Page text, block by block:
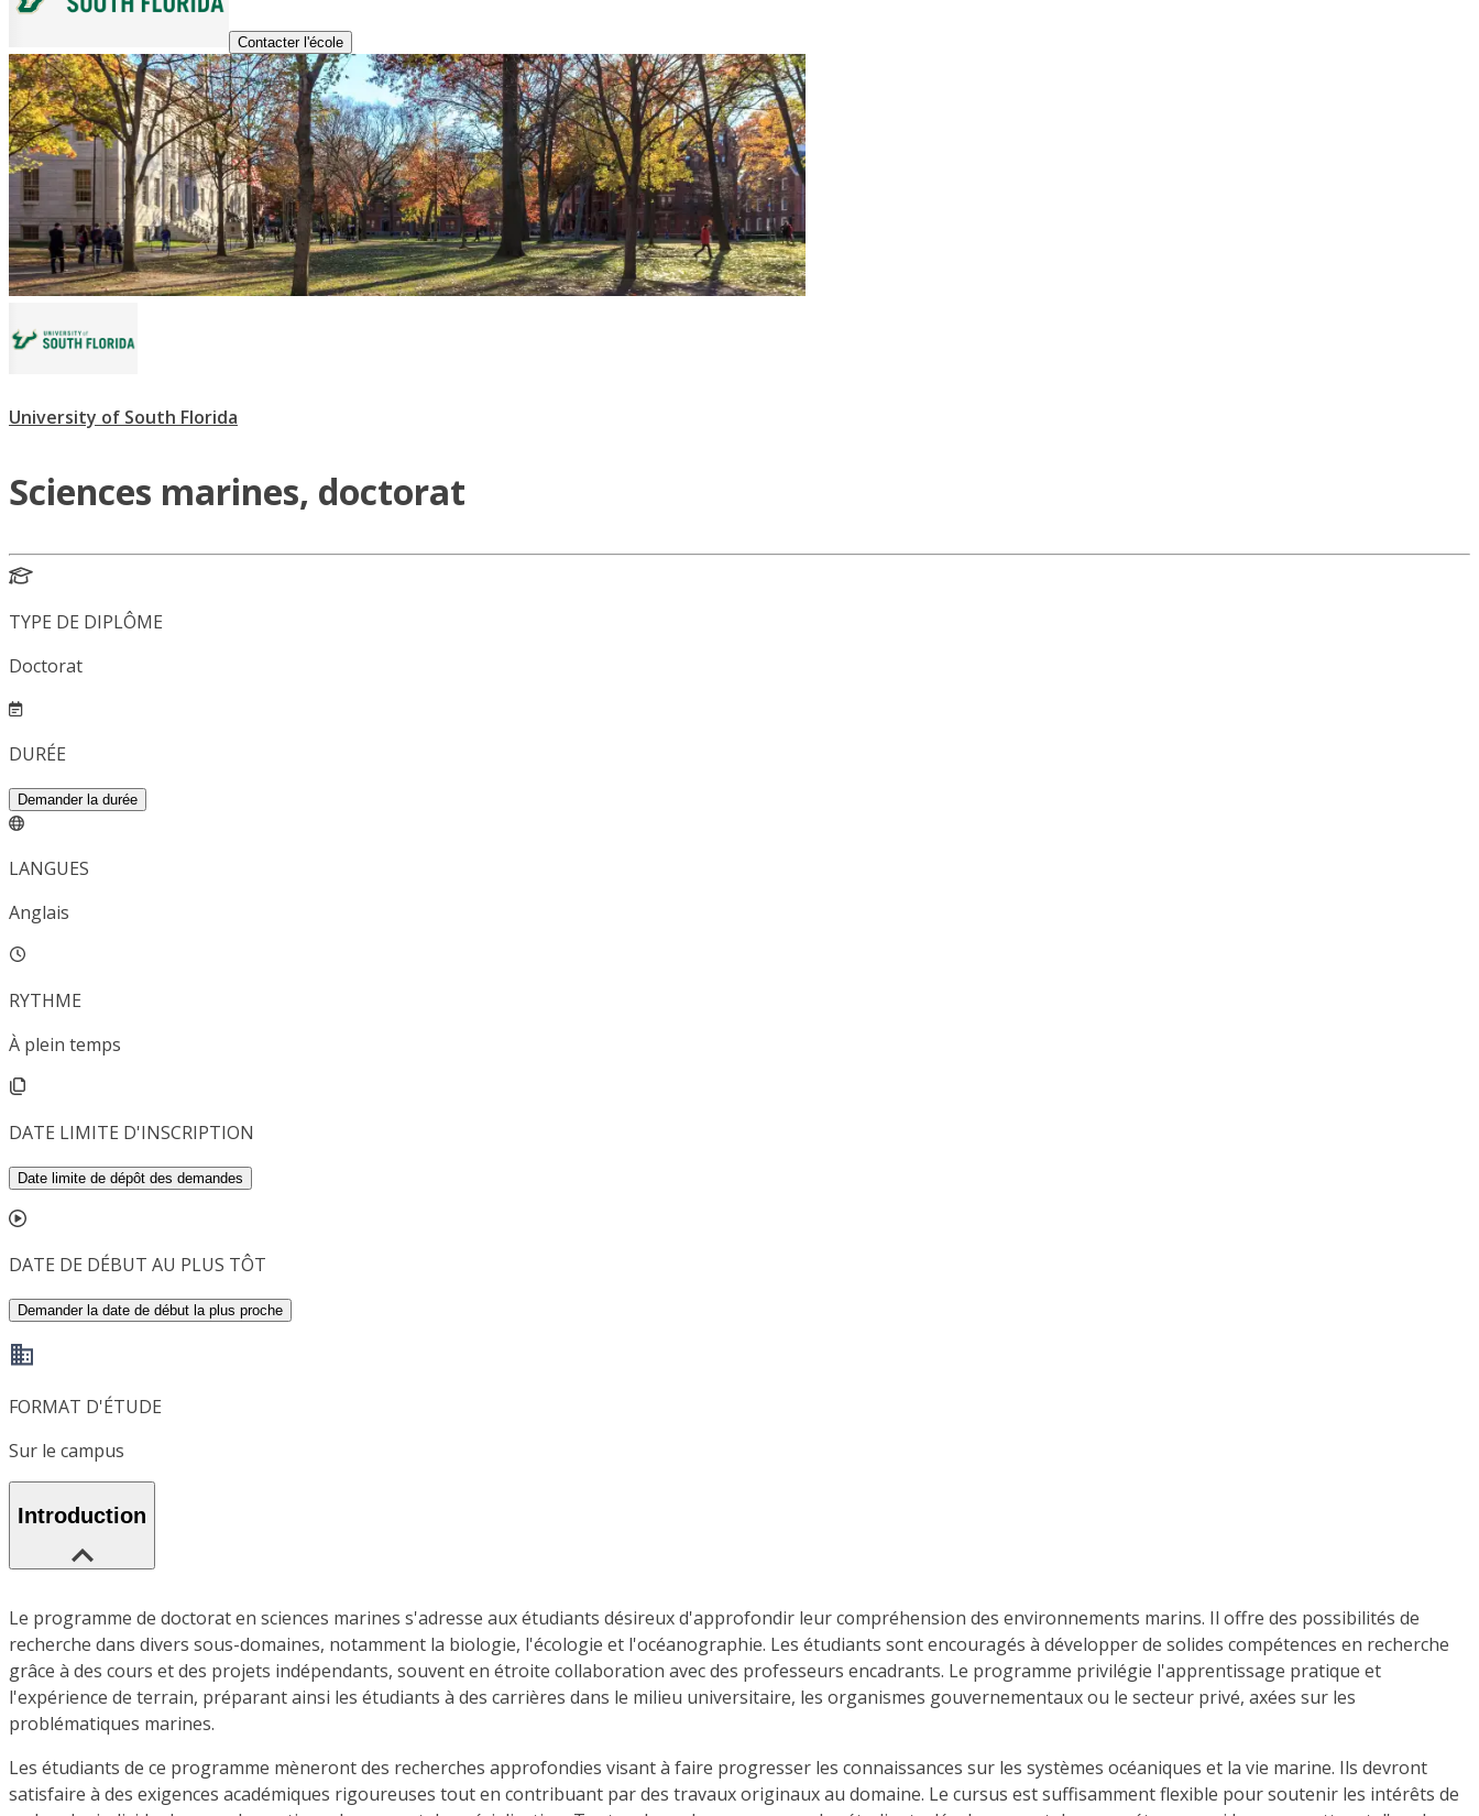
Contacter l'école
University of South Florida
Sciences marines, doctorat
TYPE DE DIPLÔME
Doctorat
DURÉE
Demander la durée
LANGUES
Anglais
RYTHME
À plein temps
DATE LIMITE D'INSCRIPTION
Date limite de dépôt des demandes
DATE DE DÉBUT AU PLUS TÔT
Demander la date de début la plus proche
FORMAT D'ÉTUDE
Sur le campus
Introduction
Le programme de doctorat en sciences marines s'adresse aux étudiants désireux d'approfondir leur compréhension des environnements marins. Il offre des possibilités de
recherche dans divers sous-domaines, notamment la biologie, l'écologie et l'océanographie. Les étudiants sont encouragés à développer de solides compétences en recherche
grâce à des cours et des projets indépendants, souvent en étroite collaboration avec des professeurs encadrants. Le programme privilégie l'apprentissage pratique et
l'expérience de terrain, préparant ainsi les étudiants à des carrières dans le milieu universitaire, les organismes gouvernementaux ou le secteur privé, axées sur les
problématiques marines.
Les étudiants de ce programme mèneront des recherches approfondies visant à faire progresser les connaissances sur les systèmes océaniques et la vie marine. Ils devront
satisfaire à des exigences académiques rigoureuses tout en contribuant par des travaux originaux au domaine. Le cursus est suffisamment flexible pour soutenir les intérêts de